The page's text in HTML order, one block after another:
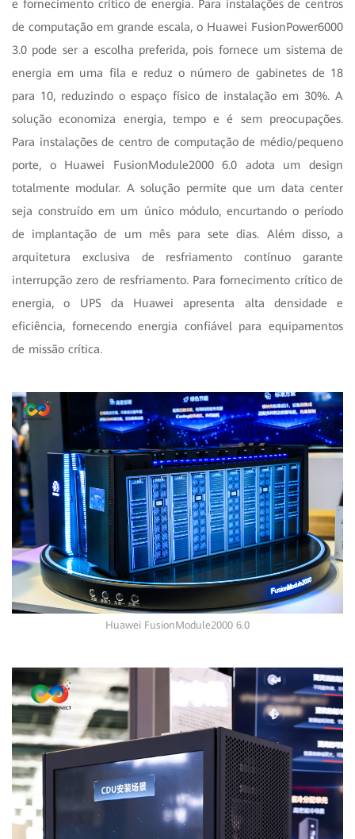
e fornecimento crítico de energia. Para instalações de centros
de computação em grande escala, o Huawei FusionPower6000
3.0 pode ser a escolha preferida, pois fornece um sistema de
energia em uma fila e reduz o número de gabinetes de 18
para 10, reduzindo o espaço físico de instalação em 30%. A
solução economiza energia, tempo e é sem preocupações.
Para instalações de centro de computação de médio/pequeno
porte, o Huawei FusionModule2000 6.0 adota um design
totalmente modular. A solução permite que um data center
seja construído em um único módulo, encurtando o período
de implantação de um mês para sete dias. Além disso, a
arquitetura exclusiva de resfriamento contínuo garante
interrupção zero de resfriamento. Para fornecimento crítico de
energia, o UPS da Huawei apresenta alta densidade e
eficiência, fornecendo energia confiável para equipamentos
de missão crítica.
Huawei FusionModule2000 6.0